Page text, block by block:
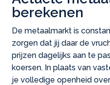
berekenen
De metaalmarkt is
zorgen dat jij daar de
prijzen dagelijks aan te
koersen. In plaats van
je volledige openheid